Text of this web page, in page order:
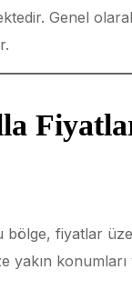
Genel
bölge, fiyatlar
yakın